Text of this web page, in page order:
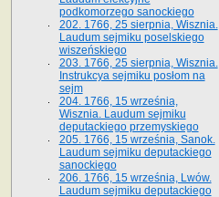
podkomorzego sanockiego
202. 1766, 25 sierpnia, Wisznia.
Laudum sejmiku poselskiego
wiszeńskiego
203. 1766, 25 sierpnia, Wisznia.
Instrukcya sejmiku posłom na
sejm
204. 1766, 15 września,
Wisznia. Laudum sejmiku
deputackiego przemyskiego
205. 1766, 15 września, Sanok.
Laudum sejmiku deputackiego
sanockiego
206. 1766, 15 września, Lwów.
Laudum sejmiku deputackiego